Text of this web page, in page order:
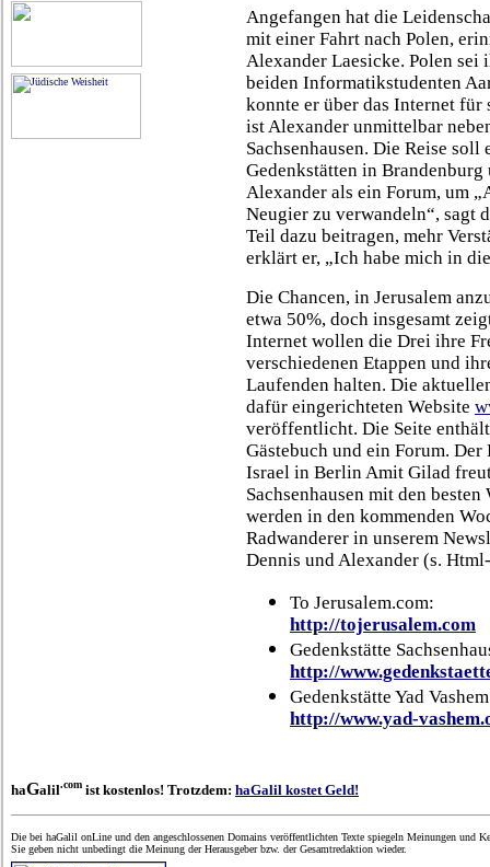
Angefangen hat die
mit einer Fahrt nach Polen,
Alexander Laesicke. Polen sei
beiden Informatikstudenten
konnte er über das Internet für
ist Alexander unmittelbar
Sachsenhausen. Die Reise
Gedenkstätten in
Alexander als ein Forum, um
Neugier zu verwandeln“, sagt
Teil dazu beitragen, mehr
erklärt er, „Ich habe mich in
Die Chancen, in Jerusalem
etwa 50%, doch insgesamt
Internet wollen die Drei ihre
verschiedenen Etappen und
Laufenden halten. Die
dafür eingerichteten Website
veröffentlicht. Die Seite
Gästebuch und ein Forum. Der
Israel in Berlin Amit Gilad
Sachsenhausen mit den
werden in den kommenden
Radwanderer in unserem
Dennis und Alexander (s.
To Jerusalem.com:
http://tojerusalem.com
Gedenkstätte
http://
Gedenkstätte Yad
http://www.yad-
haGalil.com ist kostenlos! Trotzdem: haGalil kostet Geld!
Die bei haGalil onLine und den angeschlossenen Domains veröffentlichten Texte spiegeln Meinungen und
Sie geben nicht unbedingt die Meinung der Herausgeber bzw. der Gesamtredaktion wieder.